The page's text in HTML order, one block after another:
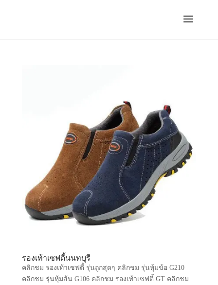
รองเท้าเซฟตี้นนทบุรี
คลิกชม รองเท้าเซฟตี้ รุ่นถูกสุดๆ คลิกชม รุ่นหุ้มข้อ G210
คลิกชม รุ่นหุ้มส้น G106 คลิกชม รองเท้าเซฟตี้ GT คลิกชม